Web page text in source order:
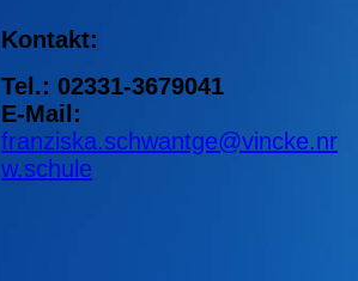
Kontakt:
Tel.: 02331-3679041
E-Mail:
franziska.schwantge@vincke.nr
w.schule